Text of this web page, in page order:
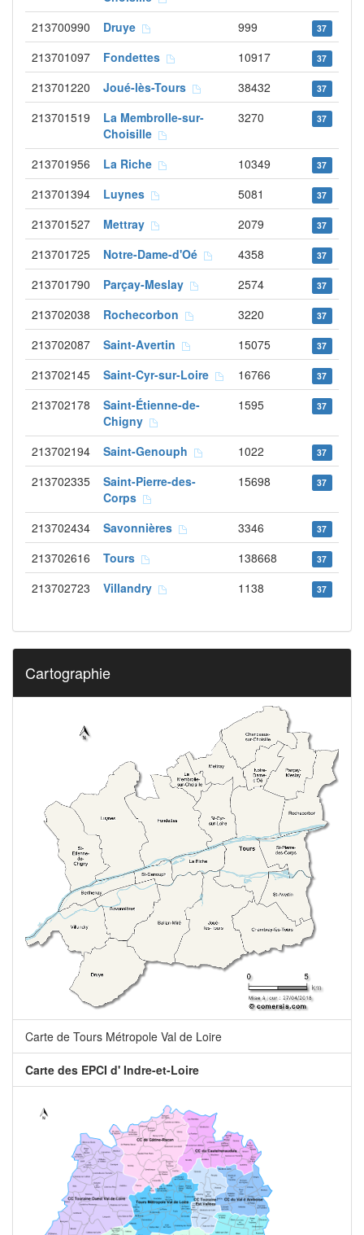
213700990
Druye 999 37
213701097 Fondettes 10917 37
213701220 Joué-lès-Tours 38432 37
213701519
La Membrolle-sur-
Choisille
3270 37
213701956 La Riche 10349 37
213701394 Luynes 5081 37
213701527 Mettray 2079 37
213701725 Notre-Dame-d'Oé 4358 37
213701790 Parçay-Meslay 2574 37
213702038 Rochecorbon 3220 37
213702087 Saint-Avertin 15075 37
213702145 Saint-Cyr-sur-Loire 16766 37
213702178
Saint-Étienne-de-
Chigny
1595 37
213702194 Saint-Genouph 1022 37
213702335
Saint-Pierre-des-
Corps
15698 37
213702434 Savonnières 3346 37
213702616 Tours 138668 37
213702723 Villandry 1138 37
Cartographie
Carte de Tours Métropole Val de Loire
Carte des EPCI d' Indre-et-Loire